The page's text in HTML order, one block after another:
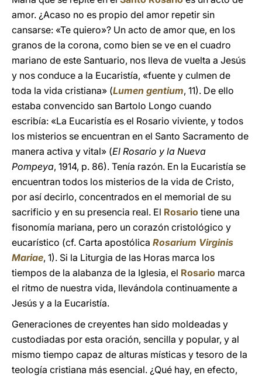
amor. ¿Acaso no es propio del amor repetir sin
cansarse: «Te quiero»? Un acto de amor que, en los
granos de la corona, como bien se ve en el cuadro
mariano de este Santuario, nos lleva de vuelta a Jesús
y nos conduce a la Eucaristía, «fuente y culmen de
toda la vida cristiana» (Lumen gentium, 11). De ello
estaba convencido san Bartolo Longo cuando
escribía: «La Eucaristía es el Rosario viviente, y todos
los misterios se encuentran en el Santo Sacramento de
manera activa y vital» (El Rosario y la Nueva
Pompeya, 1914, p. 86). Tenía razón. En la Eucaristía se
encuentran todos los misterios de la vida de Cristo,
por así decirlo, concentrados en el memorial de su
sacrificio y en su presencia real. El Rosario tiene una
fisonomía mariana, pero un corazón cristológico y
eucarístico (cf. Carta apostólica Rosarium Virginis
Mariae, 1). Si la Liturgia de las Horas marca los
tiempos de la alabanza de la Iglesia, el Rosario marca
el ritmo de nuestra vida, llevándola continuamente a
Jesús y a la Eucaristía.
Generaciones de creyentes han sido moldeadas y
custodiadas por esta oración, sencilla y popular, y al
mismo tiempo capaz de alturas místicas y tesoro de la
teología cristiana más esencial. ¿Qué hay, en efecto,